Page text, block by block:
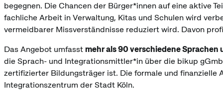
begegnen. Die Chancen der Bürger*innen auf eine aktive
fachliche Arbeit in Verwaltung, Kitas und Schulen wird
vermeidbarer Missverständnisse reduziert wird. Davon
Das Angebot umfasst mehr als 90 verschiedene Sprachen
die Sprach- und Integrationsmittler*in über die bikup
zertifizierter Bildungsträger ist. Die formale und finanzielle
Integrationszentrum der Stadt Köln.